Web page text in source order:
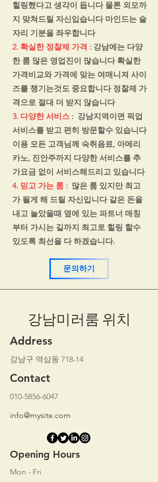
힐링했다고 생각이 듭니다 물론 외모까
지 맞쳐드릴 자신입습니다 마인드는 술
자리 기분을 좌우합니다
2. 확실한 정찰제 가격 : 강남에는 다양
한 룸 많은 영업진이 많습니다 확실한
가격비교와 가격에 맞는 여매니져 사이
즈를 챙기는것도 중요합니다 정찰제 가
격으로 절대 더 받지 않습니다
3. 다양한 서비스 : 강남지역이면 픽업
서비스를 받고 편히 방문할수 있습니다
이용 모든 고객님께 숙취음료, 아메리
카노, 진안주까지 다양한 서비스를 추
가요금 없이 서비스해드리고 있습니다
4. 믿고 가는 룸 : 많은 룸 있지만 최고
가 될게 해 드릴 자신입니다 같은 돈을
내고 놀았을때 옆에 있는 파트너 매칭
부터 가시는 길까지 최고로 힐링 할수
있도록 최선을 다 하겠습니다.
문의하기
강남미러룸 위치
Address
강남구 역삼동 718-14
Contact
010-5856-6047
info@mysite.com
Opening Hours
Mon - Fri